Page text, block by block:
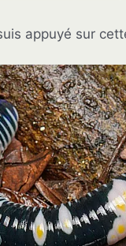
appuyé sur